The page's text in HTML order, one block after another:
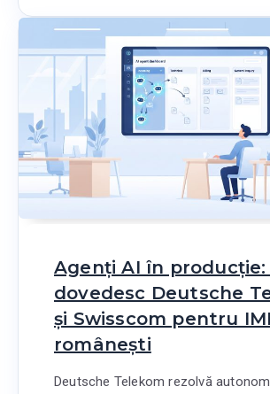
Agenți AI în producție:
dovedesc Deutsche
și Swisscom pentru
românești
Deutsche Telekom rezolvă